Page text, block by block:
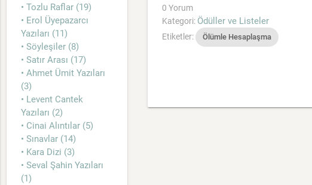
• Tozlu Raflar (19)
• Erol Üyepazarcı
Yazıları (11)
• Söyleşiler (8)
• Satır Arası (17)
• Ahmet Ümit Yazıları
(3)
• Levent Cantek
Yazıları (2)
• Cinai Alıntılar (5)
• Sınavlar (14)
• Kara Dizi (3)
• Seval Şahin Yazıları
(1)
0 Yorum
Kategori: Ödüller ve Listeler
Etiketler: Ölümle Hesaplaşma